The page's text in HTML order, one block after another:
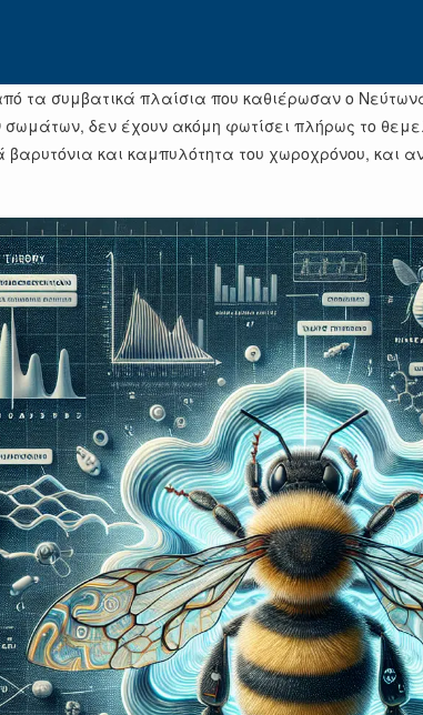
τα συμβατικά πλαίσια που καθιέρωσαν ο
δεν έχουν ακόμη φωτίσει πλήρως το
και καμπυλότητα του χωροχρόνου, και